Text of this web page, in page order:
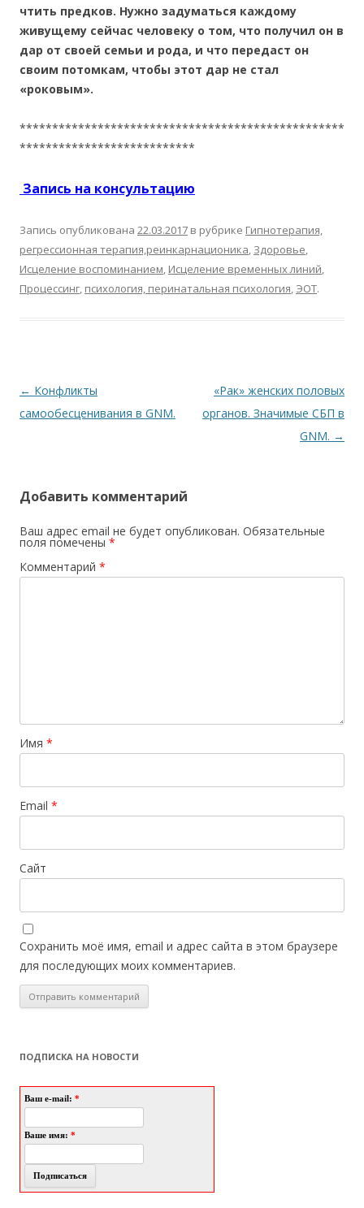
чтить предков. Нужно задуматься каждому
живущему сейчас человеку о том, что получил он в
дар от своей семьи и рода, и что передаст он
своим потомкам, чтобы этот дар не стал
«роковым».
**************************************************
***************************
Запись на консультацию
Запись опубликована 22.03.2017 в рубрике Гипнотерапия,
регрессионная терапия,реинкарнационика, Здоровье,
Исцеление воспоминанием, Исцеление временных линий,
Процессинг, психология, перинатальная психология, ЭОТ.
Навигация по записям
← Конфликты
самообесценивания в GNM.
«Рак» женских половых
органов. Значимые СБП в
GNM. →
Добавить комментарий
Ваш адрес email не будет опубликован. Обязательные
поля помечены *
Комментарий *
Имя *
Email *
Сайт
Сохранить моё имя, email и адрес сайта в этом браузере
для последующих моих комментариев.
ПОДПИСКА НА НОВОСТИ
Ваш e-mail: *
Ваше имя: *